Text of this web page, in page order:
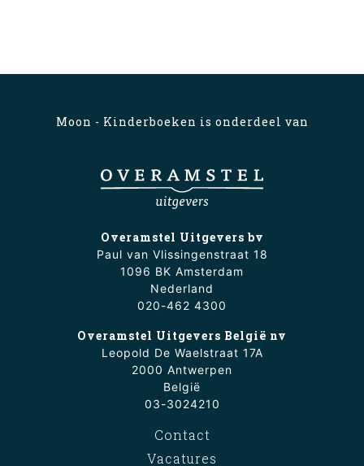
Moon - Kinderboeken is onderdeel van
Overamstel Uitgevers bv
Paul van Vlissingenstraat 18
1096 BK Amsterdam
Nederland
020-462 4300
Overamstel Uitgevers België nv
Leopold De Waelstraat 17A
2000 Antwerpen
België
03-3024210
Contact
Vacatures